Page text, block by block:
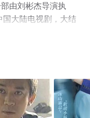
由刘彬杰导演执
国大陆电视剧，大结
观看高清无删减完整
。